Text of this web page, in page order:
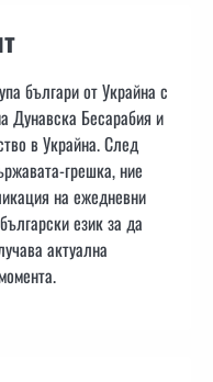
българи от Украйна с
Дунавска Бесарабия и
в Украйна. След
грешка, ние
на ежедневни
език за да
актуална